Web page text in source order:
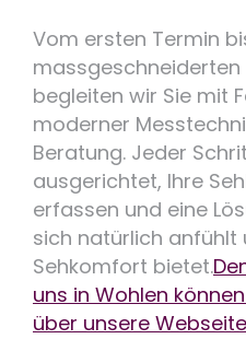
Vom ersten Termin
begleiten wir Sie mit
moderner
Beratung. Jeder
ausgerichtet, Ihre
erfassen und eine
sich natürlich anfühlt
Sehkomfort bietet.
uns in Wohlen
über unsere